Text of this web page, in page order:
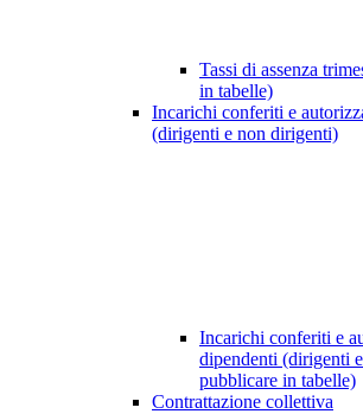
Tassi di assenza
in tabelle)
Incarichi conferiti e
(dirigenti e non dirigenti)
Incarichi conferiti e
dipendenti (dirigenti
pubblicare in tabelle)
Contrattazione collettiva